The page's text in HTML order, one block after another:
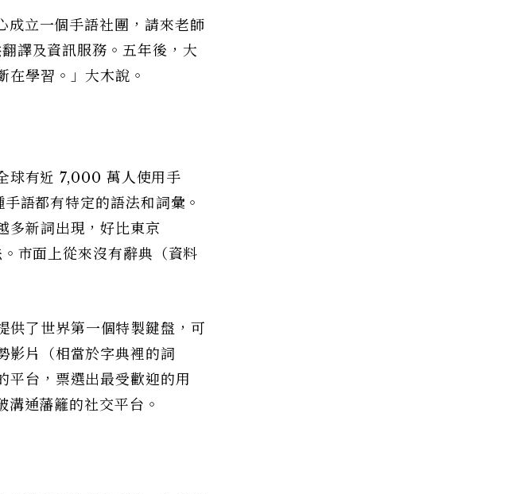
立一個手語社團，請來老師
譯及資訊服務。五年後，大
學習。」大木說。
有近 7,000 萬人使用手
語都有特定的語法和詞彙。
多新詞出現，好比東京
市面上從來沒有辭典（資料
了世界第一個特製鍵盤，可
影片（相當於字典裡的詞
平台，票選出最受歡迎的用
通藩籬的社交平台。